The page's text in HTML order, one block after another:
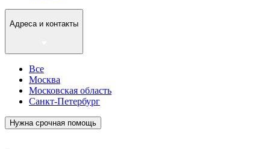
Адреса и контакты
Все
Москва
Московская область
Санкт-Петербург
Нужна срочная помощь